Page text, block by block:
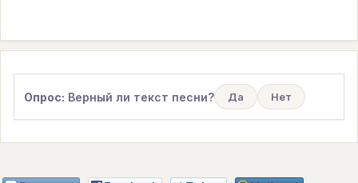
Опрос: Верный ли текст песни? Да Нет